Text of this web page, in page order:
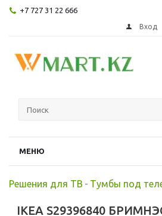
+7 727 31 22 666
Вход
МЕНЮ
Решения для ТВ - Тумбы под
IKEA S29396840